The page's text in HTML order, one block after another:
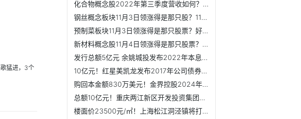
化合物概念股2022年第三季度营收如何？润都股份11月3日报17.080元
钢丝概念板块11月3日领涨得是那只股？11月3日金石亚药换手率0.51%
预制菜板块11月3日领涨得是那只股票？好想你11月3日股价是多少？
新材料概念股11月4日领涨得是那只股票？红豆股份11月3日股价跌3.09%
发行总额5亿元 余姚城投发布2022年本息兑付及摘牌公告
10亿元！红星美凯龙发布2017年公司债券付息公告
购回本金额830万美元！金界控股2024年票据将全部注销
总额10亿元！重庆两江新区开发投资集团公司债将付息 利率3.18%
楼面价23500元/㎡！上海松江洞泾镇将打造纯低密住宅